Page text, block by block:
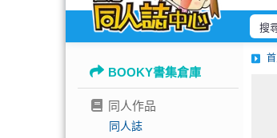
BOOKY書集倉庫
同人作品
同人誌